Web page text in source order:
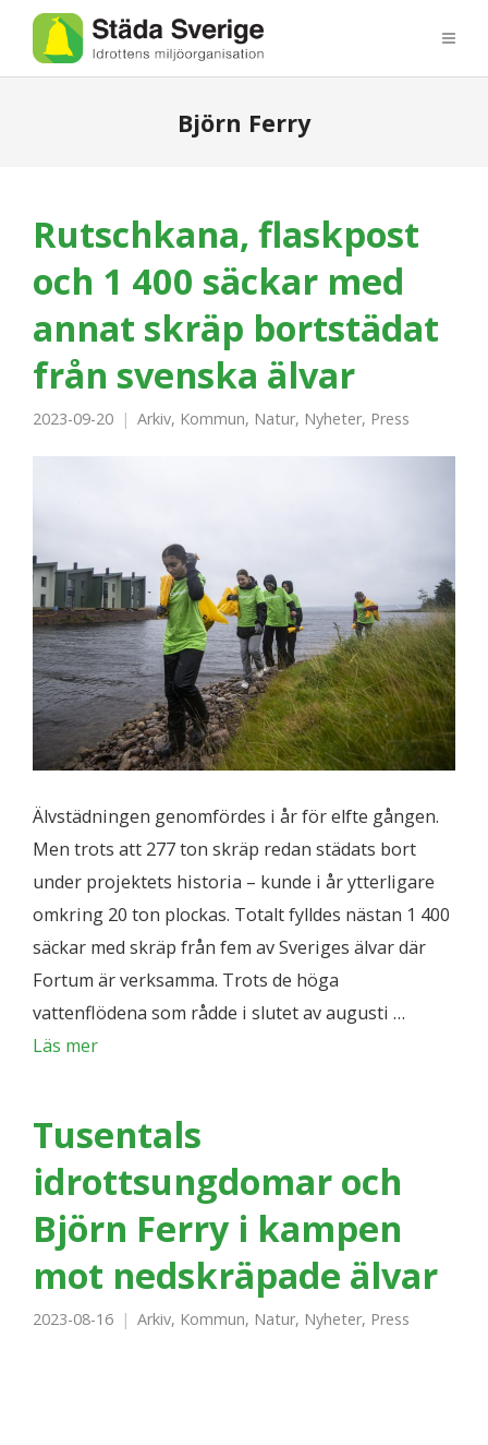
Björn Ferry
Rutschkana, flaskpost
och 1 400 säckar med
annat skräp bortstädat
från svenska älvar
2023-09-20 Arkiv, Kommun, Natur, Nyheter, Press
Älvstädningen genomfördes i år för elfte gången.
Men trots att 277 ton skräp redan städats bort
under projektets historia – kunde i år ytterligare
omkring 20 ton plockas. Totalt fylldes nästan 1 400
säckar med skräp från fem av Sveriges älvar där
Fortum är verksamma. Trots de höga
vattenflödena som rådde i slutet av augusti …
Läs mer
Tusentals
idrottsungdomar och
Björn Ferry i kampen
mot nedskräpade älvar
2023-08-16 Arkiv, Kommun, Natur, Nyheter, Press